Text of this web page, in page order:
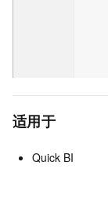
适用于
Quick BI